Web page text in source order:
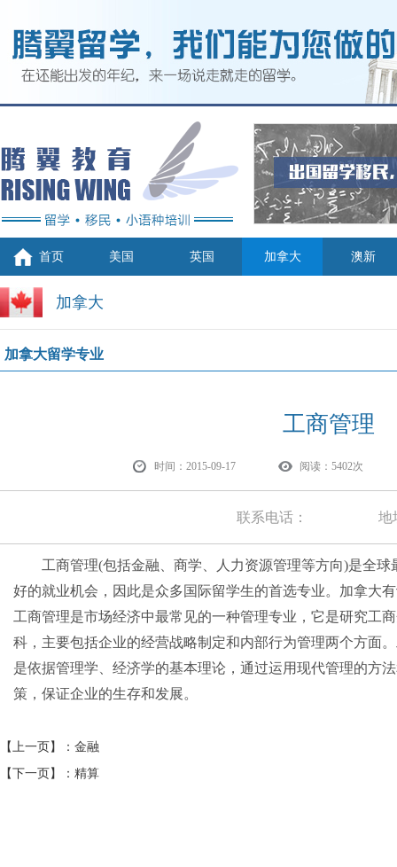
首页 美国 英国 加拿大 澳新
加拿大
加拿大留学专业
工商管理
时间：2015-09-17 阅读：5402次
联系电话： 地址
工商管理(包括金融、商学、人力资源管理等方向)是全球
好的就业机会，因此是众多国际留学生的首选专业。加拿大
工商管理是市场经济中最常见的一种管理专业，它是研究工
科，主要包括企业的经营战略制定和内部行为管理两个方面
是依据管理学、经济学的基本理论，通过运用现代管理的方
策，保证企业的生存和发展。
【上一页】： 金融
【下一页】： 精算